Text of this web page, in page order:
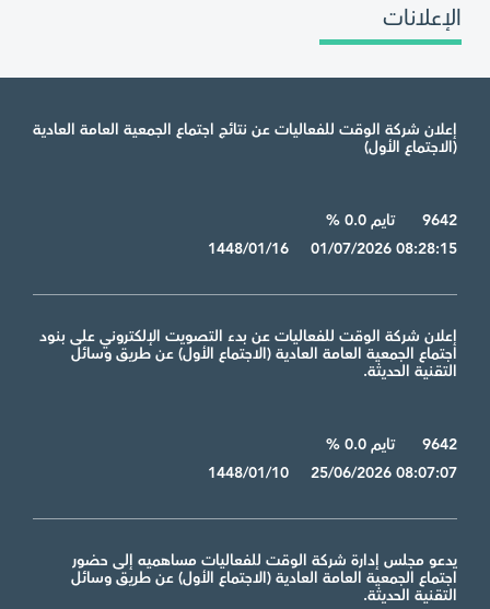
الإعلانات
إعلان شركة الوقت للفعاليات عن نتائج اجتماع الجمعية العامة العادية
(الاجتماع الأول)
9642
تايم 0.0 %
1448/01/16 01/07/2026 08:28:15
إعلان شركة الوقت للفعاليات عن بدء التصويت الإلكتروني على بنود
اجتماع الجمعية العامة العادية (الاجتماع الأول) عن طريق وسائل
التقنية الحديثة.
9642
تايم 0.0 %
1448/01/10 25/06/2026 08:07:07
يدعو مجلس إدارة شركة الوقت للفعاليات مساهميه إلى حضور
اجتماع الجمعية العامة العادية (الاجتماع الأول) عن طريق وسائل
التقنية الحديثة.